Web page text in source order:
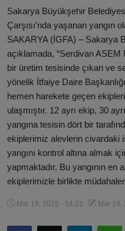
Veri Politikası
Sakarya Büyükşehir
Çarşısı’nda yaşanan yangın
SAKARYA (İGFA) – Sakarya
açıklamada, “Serdivan ASEM
bir üretim tesisinde çıkan ve
yönelik İtfaiye Daire
hemen harekete geçen
ulaşmıştır. 12 ayrı ekip, 30
yangına tesisin dört bir
ekiplerimiz alevlerin civardaki
yangını kontrol altına almak
yapmaktadır. Bu yangının en
ekiplerimizle birlikte
Mar 19, 2025 - 14:22 Mar 19,